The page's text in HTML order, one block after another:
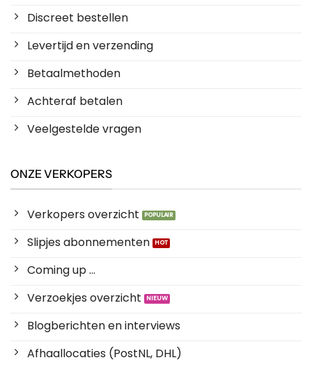
Discreet bestellen
Levertijd en verzending
Betaalmethoden
Achteraf betalen
Veelgestelde vragen
ONZE VERKOPERS
Verkopers overzicht
Slipjes abonnementen
Coming up ...
Verzoekjes overzicht
Blogberichten en interviews
Afhaallocaties (PostNL, DHL)